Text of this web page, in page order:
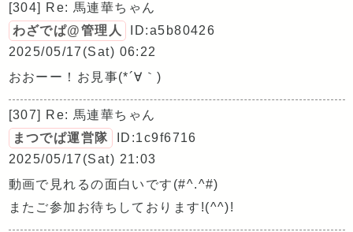
[304] Re: 馬連華ちゃん
わざでぱ@管理人
ID:a5b80426
2025/05/17(Sat) 06:22
おおーー！お見事(*´∀｀)
[307] Re: 馬連華ちゃん
まつでぱ運営隊
ID:1c9f6716
2025/05/17(Sat) 21:03
動画で見れるの面白いです(#^.^#)
またご参加お待ちしております!(^^)!